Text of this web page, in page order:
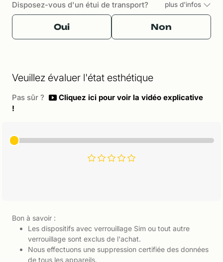
Disposez-vous d'un étui de transport? plus d'infos
Oui Non
Veuillez évaluer l'état esthétique
Pas sûr ?
Cliquez ici pour voir la vidéo explicative
!
Bon à savoir :
Les dispositifs avec verrouillage Sim ou tout autre
verrouillage sont exclus de l'achat.
Nous effectuons une suppression certifiée des données
de tous les appareils.